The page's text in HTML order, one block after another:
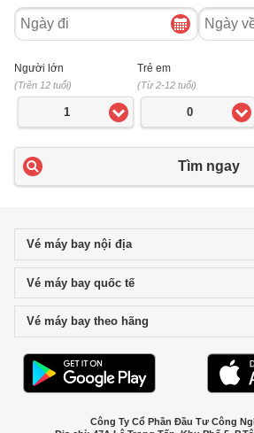
Ngày
đi
Ngày
về
Người lớn
(Trên 12 tuổi)
1
Trẻ em
(Từ 2-12 tuổi)
0
Tìm ngay
Vé máy bay nội địaclick to expand
Vé máy bay quốc tếclick to expand
Vé máy bay theo hãng
Công Ty Cổ Phần Đầu Tư Công